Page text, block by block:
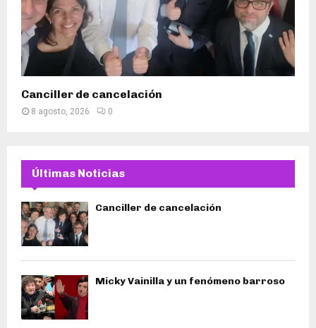
Canciller de cancelación
8 agosto, 2026 0
Últimas Noticias
Canciller de cancelación
Micky Vainilla y un fenómeno barroso